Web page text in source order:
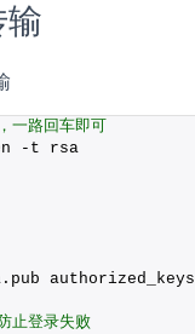
输
一路回车即可
-t rsa
pub authorized_keys
止登录失败